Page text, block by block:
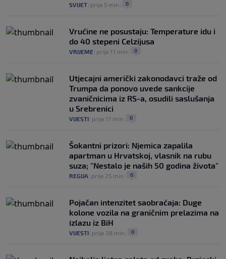
SVIJET prije 5 min 0
Vrućine ne posustaju: Temperature idu i
do 40 stepeni Celzijusa
VRIJEME prije 17 min 0
Utjecajni američki zakonodavci traže od
Trumpa da ponovo uvede sankcije
zvaničnicima iz RS-a, osudili saslušanja
u Srebrenici
VIJESTI prije 17 min 0
Šokantni prizori: Njemica zapalila
apartman u Hrvatskoj, vlasnik na rubu
suza; "Nestalo je naših 50 godina života"
REGIJA prije 25 min 0
Pojačan intenzitet saobraćaja: Duge
kolone vozila na graničnim prelazima na
izlazu iz BiH
VIJESTI prije 38 min 0